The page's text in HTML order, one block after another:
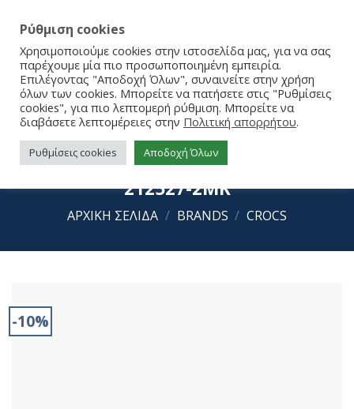
Crocs CrbndCruiser GlwConfetti SdK
212527-2MK
ΑΡΧΙΚΉ ΣΕΛΊΔΑ / BRANDS / CROCS
-10%
Ρύθμιση cookies
Χρησιμοποιούμε cookies στην ιστοσελίδα μας, για να σας
παρέχουμε μία πιο προσωποποιημένη εμπειρία.
Επιλέγοντας "Αποδοχή Όλων", συναινείτε στην χρήση
όλων των cookies. Μπορείτε να πατήσετε στις "Ρυθμίσεις
cookies", για πιο λεπτομερή ρύθμιση. Μπορείτε να
διαβάσετε λεπτομέρειες στην Πολιτική απορρήτου.
Ρυθμίσεις cookies Αποδοχή Όλων